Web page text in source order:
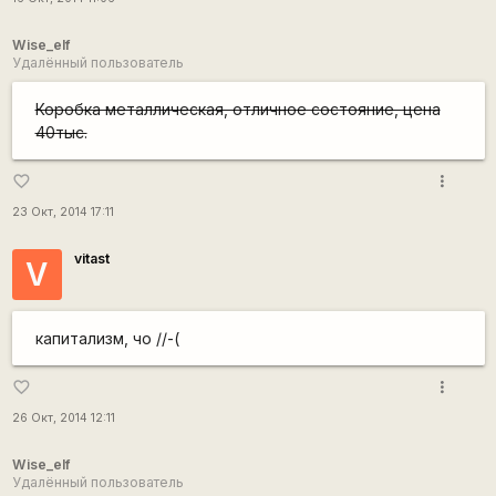
Wise_elf
Удалённый пользователь
Коробка металлическая, отличное состояние, цена
40тыс.
favorite_border
23 Окт, 2014 17:11
more_vert
V vitast
капитализм, чо //-(
favorite_border
26 Окт, 2014 12:11
more_vert
Wise_elf
Удалённый пользователь